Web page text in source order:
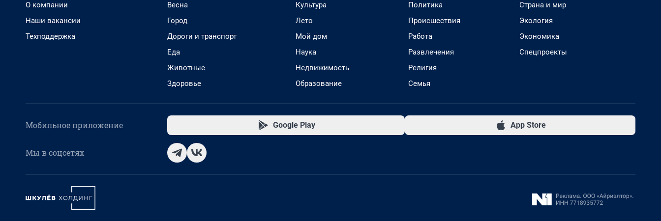
О компании
Наши вакансии
Техподдержка
Весна
Город
Дороги и транспорт
Еда
Животные
Здоровье
Культура
Лето
Мой дом
Наука
Недвижимость
Образование
Политика
Происшествия
Работа
Развлечения
Религия
Семья
Страна и мир
Экология
Экономика
Спецпроекты
Мобильное приложение Google Play App Store
Мы в соцсетях